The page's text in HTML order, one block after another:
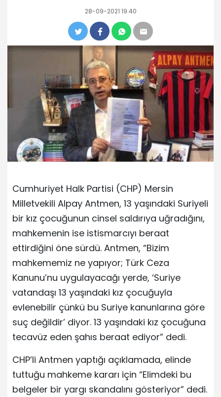
28-09-2021 19:40
Cumhuriyet Halk Partisi (CHP) Mersin
Milletvekili Alpay Antmen, 13 yaşındaki Suriyeli
bir kız çocuğunun cinsel saldırıya uğradığını,
mahkemenin ise istismarcıyı beraat
ettirdiğini öne sürdü. Antmen, “Bizim
mahkememiz ne yapıyor; Türk Ceza
Kanunu’nu uygulayacağı yerde, ‘Suriye
vatandaşı 13 yaşındaki kız çocuğuyla
evlenebilir çünkü bu Suriye kanunlarına göre
suç değildir’ diyor. 13 yaşındaki kız çocuğuna
tecavüz eden şahıs beraat ediyor” dedi.
CHP’li Antmen yaptığı açıklamada, elinde
tuttuğu mahkeme kararı için “Elimdeki bu
belgeler bir yargı skandalını gösteriyor” dedi.